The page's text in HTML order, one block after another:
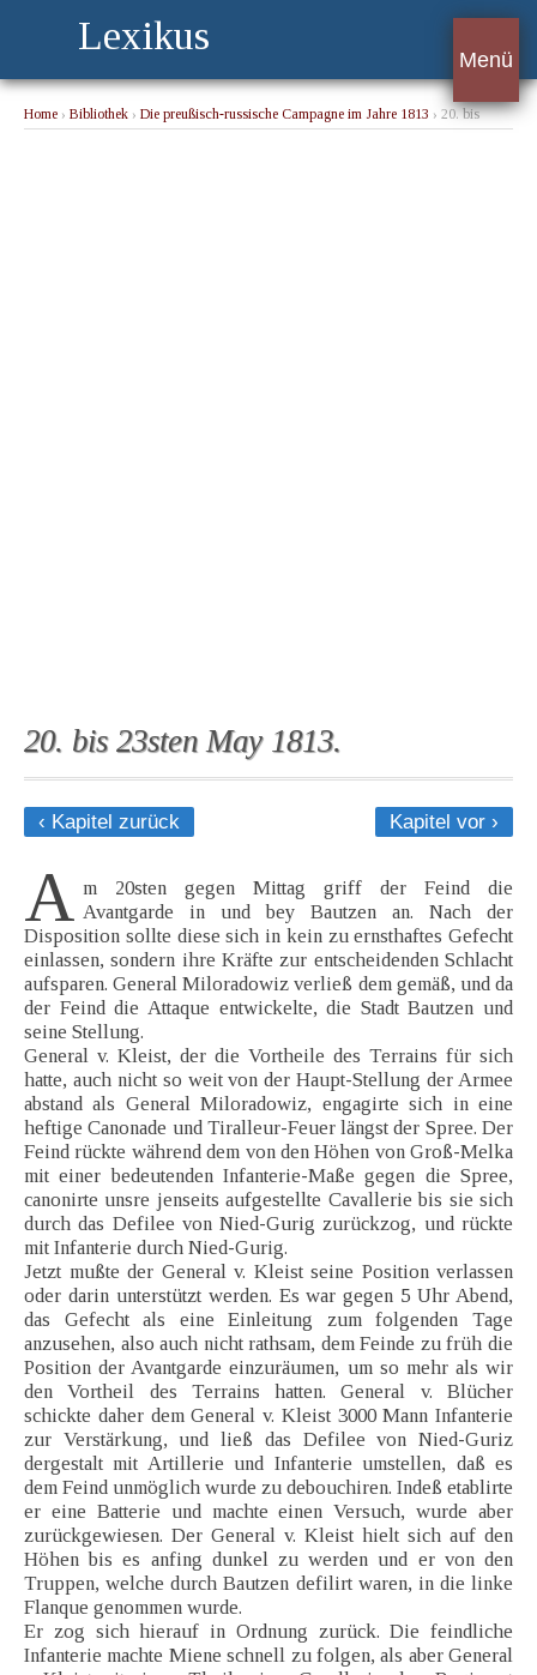
Lexikus
Menü
Home › Bibliothek › Die preußisch-russische Campagne im Jahre 1813 › 20. bis
20. bis 23sten May 1813.
‹ Kapitel zurück Kapitel vor ›
A m 20sten gegen Mittag griff der Feind die
Avantgarde in und bey Bautzen an. Nach der
Disposition sollte diese sich in kein zu ernsthaftes Gefecht
einlassen, sondern ihre Kräfte zur entscheidenden Schlacht
aufsparen. General Miloradowiz verließ dem gemäß, und da
der Feind die Attaque entwickelte, die Stadt Bautzen und
seine Stellung.
General v. Kleist, der die Vortheile des Terrains für sich
hatte, auch nicht so weit von der Haupt-Stellung der Armee
abstand als General Miloradowiz, engagirte sich in eine
heftige Canonade und Tiralleur-Feuer längst der Spree. Der
Feind rückte während dem von den Höhen von Groß-Melka
mit einer bedeutenden Infanterie-Maße gegen die Spree,
canonirte unsre jenseits aufgestellte Cavallerie bis sie sich
durch das Defilee von Nied-Gurig zurückzog, und rückte
mit Infanterie durch Nied-Gurig.
Jetzt mußte der General v. Kleist seine Position verlassen
oder darin unterstützt werden. Es war gegen 5 Uhr Abend,
das Gefecht als eine Einleitung zum folgenden Tage
anzusehen, also auch nicht rathsam, dem Feinde zu früh die
Position der Avantgarde einzuräumen, um so mehr als wir
den Vortheil des Terrains hatten. General v. Blücher
schickte daher dem General v. Kleist 3000 Mann Infanterie
zur Verstärkung, und ließ das Defilee von Nied-Guriz
dergestalt mit Artillerie und Infanterie umstellen, daß es
dem Feind unmöglich wurde zu debouchiren. Indeß etablirte
er eine Batterie und machte einen Versuch, wurde aber
zurückgewiesen. Der General v. Kleist hielt sich auf den
Höhen bis es anfing dunkel zu werden und er von den
Truppen, welche durch Bautzen defilirt waren, in die linke
Flanque genommen wurde.
Er zog sich hierauf in Ordnung zurück. Die feindliche
Infanterie machte Miene schnell zu folgen, als aber General